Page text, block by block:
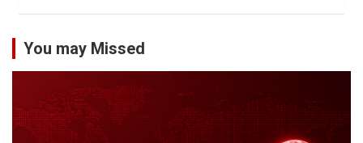
You may Missed